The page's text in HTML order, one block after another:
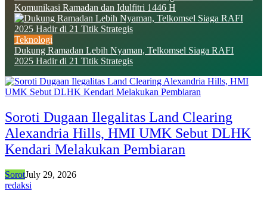
Komunikasi Ramadan dan Idulfitri 1446 H
Teknologi
Dukung Ramadan Lebih Nyaman, Telkomsel Siaga RAFI
2025 Hadir di 21 Titik Strategis
Soroti Dugaan Ilegalitas Land Clearing
Alexandria Hills, HMI UMK Sebut DLHK
Kendari Melakukan Pembiaran
SorotJuly 29, 2026
redaksi